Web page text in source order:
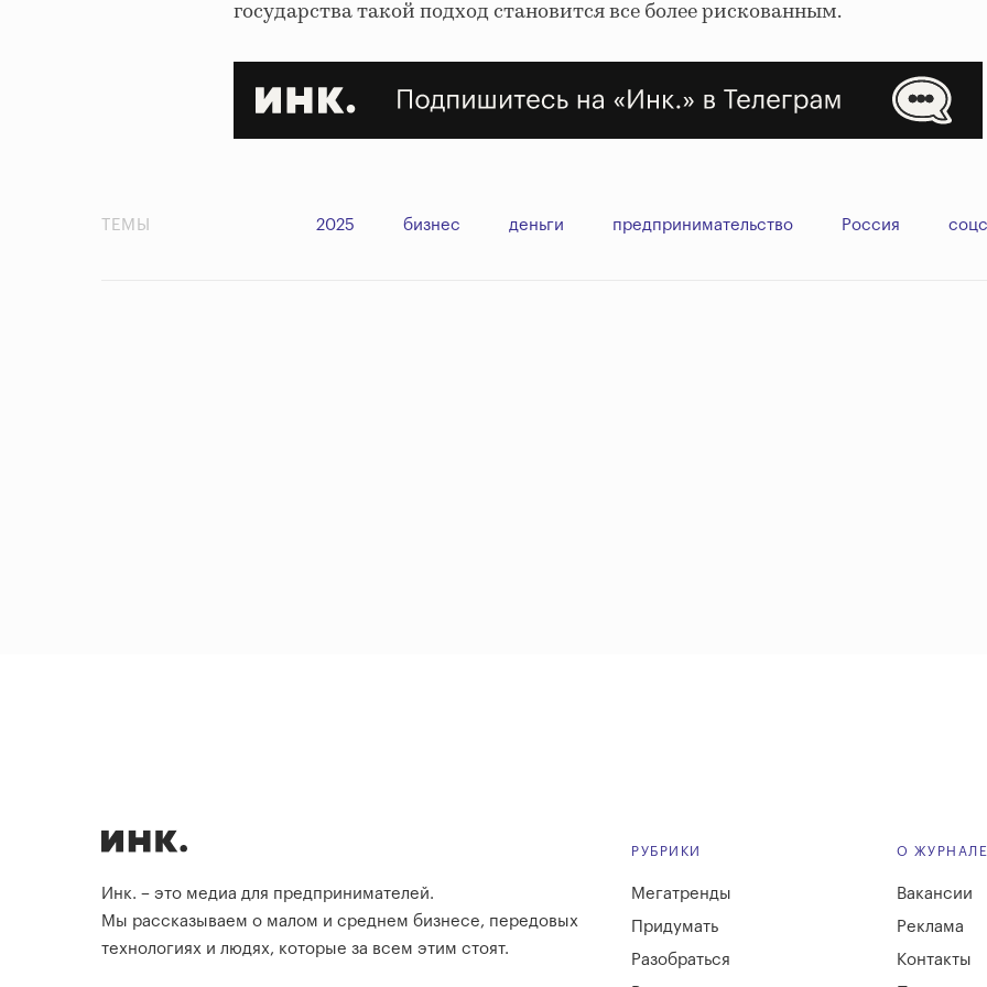
государства такой подход становится все более рискованным.
ТЕМЫ 2025 бизнес деньги предпринимательство Россия
Инк. – это медиа для предпринимателей.
Мы рассказываем о малом и среднем бизнесе, передовых
технологиях и людях, которые за всем этим стоят.
РУБРИКИ
Мегатренды
Придумать
Разобраться
О
Вакансии
Реклама
Контакты